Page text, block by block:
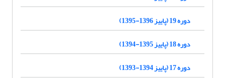
دوره 19 (پاییز 1396-1395)
دوره 18 (پاییز 1395-1394)
دوره 17 (پاییز 1394-1393)